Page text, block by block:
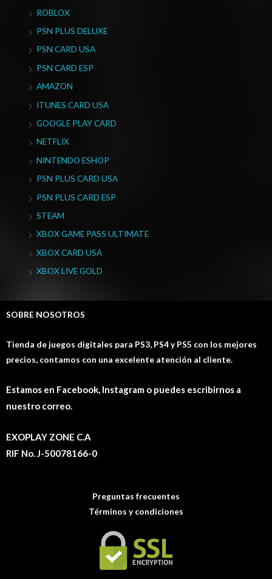
ROBLOX
PSN PLUS DELUXE
PSN CARD USA
PSN CARD ESP
AMAZON
ITUNES CARD USA
GOOGLE PLAY CARD
NETFLIX
NINTENDO ESHOP
PSN PLUS CARD USA
PSN PLUS CARD ESP
STEAM
XBOX GAME PASS ULTIMATE
XBOX CARD USA
XBOX LIVE GOLD
SOBRE NOSOTROS
Tienda de juegos digitales para PS3, PS4 y PS5 con los mejores
precios, contamos con una excelente atención al cliente.
Estamos en Facebook, Instagram o puedes escribirnos a
nuestro correo.
EXOPLAY ZONE C.A
RIF No. J-50078166-0
Preguntas frecuentes
Términos y condiciones